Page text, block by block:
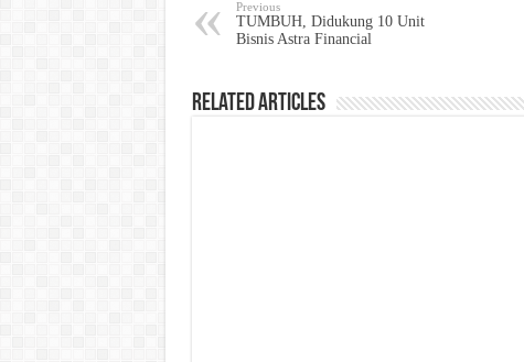
Previous
TUMBUH, Didukung 10 Unit
Bisnis Astra Financial
Related Articles